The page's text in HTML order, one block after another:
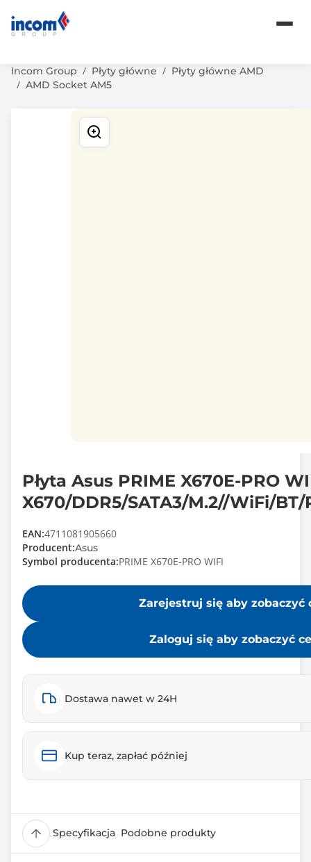
Incom Group Płyty główne
Płyty główne AMD
AMD Socket AM5
Płyta Asus PRIME X670E-PRO
X670/DDR5/SATA3/M.2//WiFi/BT/
EAN:4711081905660
Producent:Asus
Symbol producenta:PRIME X670E-PRO WIFI
Zarejestruj się aby zobaczyć
Zaloguj się aby zobaczyć
Dostawa nawet w 24H
Kup teraz, zapłać później
Specyfikacja Podobne produkty